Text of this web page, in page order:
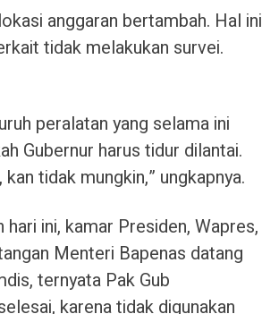
anggaran bertambah. Hal ini
tidak melakukan survei.
peralatan yang selama ini
Gubernur harus tidur dilantai.
tidak mungkin,” ungkapnya.
hari ini, kamar Presiden, Wapres,
Menteri Bapenas datang
ternyata Pak Gub
karena tidak digunakan